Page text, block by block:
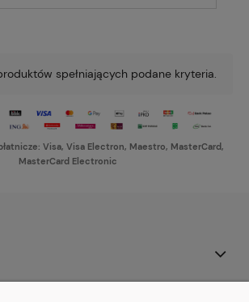
spełniających podane kryteria.
Visa, Visa Electron, Maestro, MasterCard,
MasterCard Electronic